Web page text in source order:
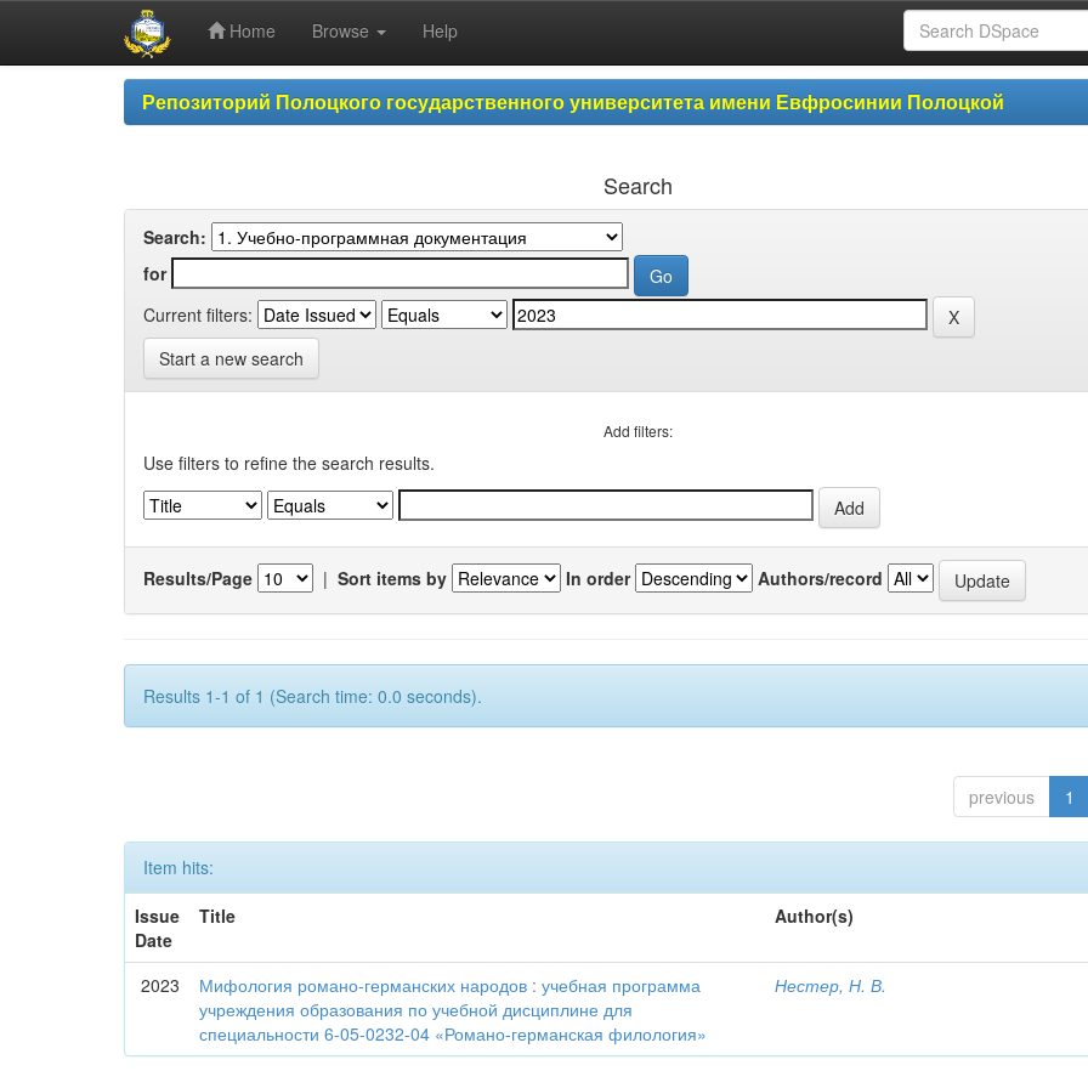
Home Browse Help
Репозиторий Полоцкого государственного университета имени Евфросинии Полоцкой
Search
Search:
for
Current filters:
Start a new search
Add filters:
Use filters to refine the search results.
Results/Page | Sort items by In order Authors/record
Results 1-1 of 1 (Search time: 0.0 seconds).
previous 1
Item hits:
Issue
Date
Title Author(s)
2023
Мифология романо-германских народов : учебная программа
учреждения образования по учебной дисциплине для
специальности 6-05-0232-04 «Романо-германская филология»
Нестер, Н. В.